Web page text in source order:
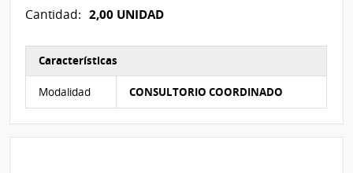
Cantidad: 2,00 UNIDAD
Características del Ítem Nº 5
Características
Modalidad CONSULTORIO COORDINADO